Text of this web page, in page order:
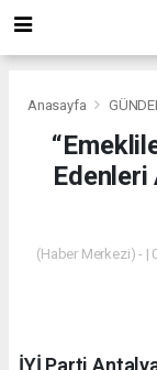
Anasayfa
Edenleri
(Haber Merkezi) - |
İYİ Parti